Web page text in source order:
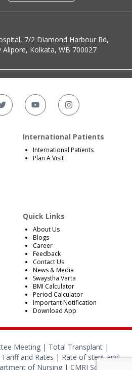
7/2 Diamond Harbour Rd,
Alipore, Kolkata, WB 700027
International Patients
International Patients
Plan A Visit
Quick Links
About Us
Blogs
Career
Feedback
Contact Us
News & Media
Swaystha Varta
BMI Calculator
Period Calculator
Important Notification
Download App
Meeting | Total Transplant |
Tariff and Rates | Rate of stent and
of Nursing | CMRI School of